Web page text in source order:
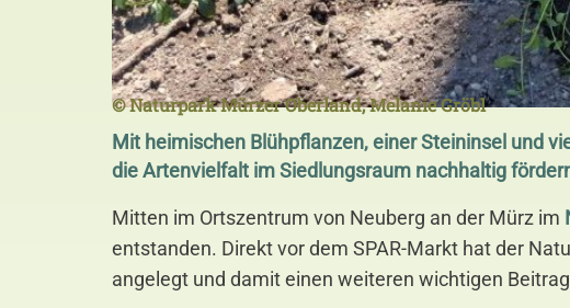
© Naturpark Mürzer Oberland, Melanie Gröbl
Mit heimischen Blühpflanzen, einer Steininsel und
die Artenvielfalt im Siedlungsraum nachhaltig
Mitten im Ortszentrum von Neuberg an der Mürz im
entstanden. Direkt vor dem SPAR-Markt hat der
angelegt und damit einen weiteren wichtigen